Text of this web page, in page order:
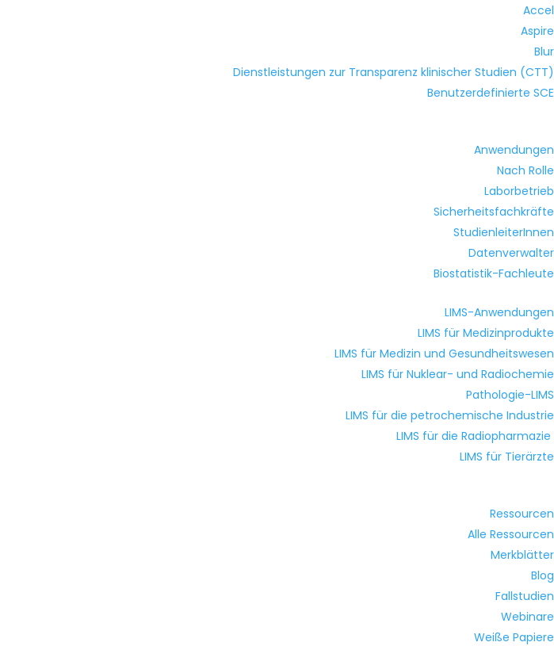
Accel
Aspire
Blur
Dienstleistungen zur Transparenz klinischer Studien (CTT)
Benutzerdefinierte SCE
Anwendungen
Nach Rolle
Laborbetrieb
Sicherheitsfachkräfte
StudienleiterInnen
Datenverwalter
Biostatistik-Fachleute
LIMS-Anwendungen
LIMS für Medizinprodukte
LIMS für Medizin und Gesundheitswesen
LIMS für Nuklear- und Radiochemie
Pathologie-LIMS
LIMS für die petrochemische Industrie
LIMS für die Radiopharmazie
LIMS für Tierärzte
Ressourcen
Alle Ressourcen
Merkblätter
Blog
Fallstudien
Webinare
Weiße Papiere